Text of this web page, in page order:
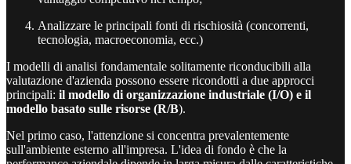
Analizzare le principali fonti di rischiosità (concorrenti,
tecnologia, macroeconomia, ecc.)
I modelli di analisi fondamentale solitamente riconducibili alla
valutazione d'azienda possono essere ricondotti a due approcci
principali: il modello di organizzazione industriale (I/O) e il
modello basato sulle risorse (R/B).
Nel primo caso, l'attenzione si concentra prevalentemente
sull'ambiente esterno all'impresa. L'idea di fondo è che la